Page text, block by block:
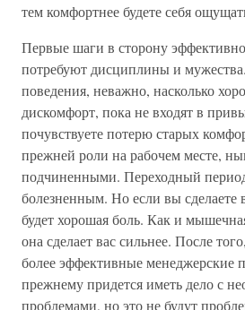
тем комфортнее будете себя
Первые шаги в сторону
потребуют дисциплины и
поведения, неважно, насколько
дискомфорт, пока не входят в
почувствуете потерю старых
прежней роли на рабочем месте,
подчиненными. Переходный
болезненным. Но если вы сделаете
будет хорошая боль. Как и
она сделает вас сильнее. После
более эффективные менеджерские
прежнему придется иметь дело с
проблемами, но это не будут